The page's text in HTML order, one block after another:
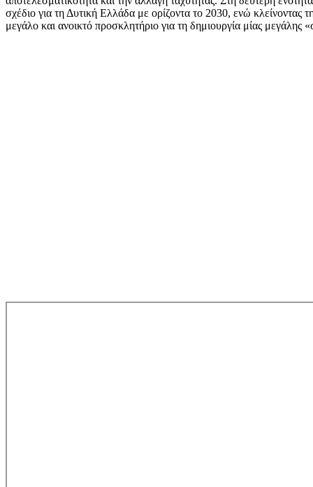
σχέδιο για τη Δυτική Ελλάδα με ορίζοντα το 2030, ενώ κλείνοντας
μεγάλο και ανοικτό προσκλητήριο για τη δημιουργία μίας μεγάλης